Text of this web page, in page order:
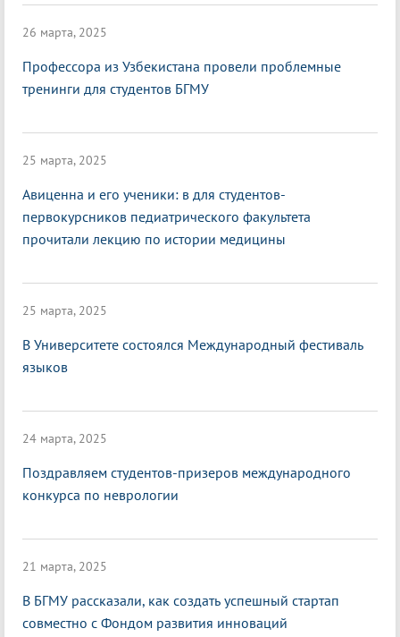
26 марта, 2025
Профессора из Узбекистана провели проблемные
тренинги для студентов БГМУ
25 марта, 2025
Авиценна и его ученики: в для студентов-
первокурсников педиатрического факультета
прочитали лекцию по истории медицины
25 марта, 2025
В Университете состоялся Международный фестиваль
языков
24 марта, 2025
Поздравляем студентов-призеров международного
конкурса по неврологии
21 марта, 2025
В БГМУ рассказали, как создать успешный стартап
совместно с Фондом развития инноваций